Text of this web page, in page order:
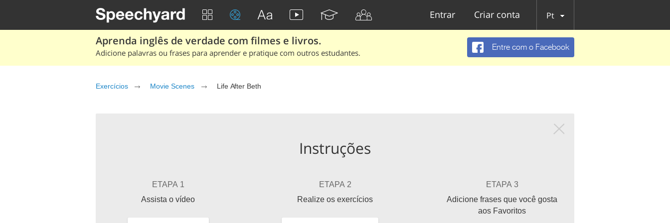
Entrar Criar conta Pt
Aprenda inglês de verdade com filmes e livros.
Adicione palavras ou frases para aprender e pratique com outros estudantes.
Entre com o Facebook
Exercícios Movie Scenes Life After Beth
Instruções
ETAPA 1
Assista o vídeo
ETAPA 2
Realize os exercícios
ETAPA 3
Adicione frases que você gosta
aos Favoritos